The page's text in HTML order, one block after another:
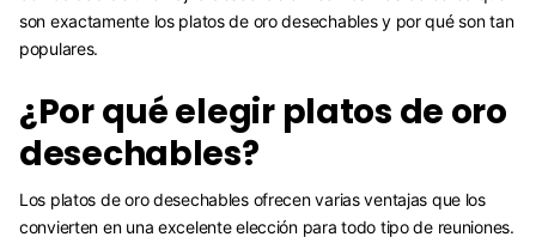
son exactamente los platos de oro desechables y por qué son tan
populares.
¿Por qué elegir platos de oro
desechables?
Los platos de oro desechables ofrecen varias ventajas que los
convierten en una excelente elección para todo tipo de reuniones.